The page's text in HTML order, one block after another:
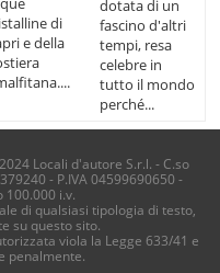
di
e della
dotata di un
fascino d'altri
tempi, resa
celebre in
tutto il mondo
perché...
Locali d'autore S.r.l. - C.so
- P.IVA 04599690650 -
100.000 i.v.
di qualsiasi tipologia di testo,
su questo sito.
viola la Legge 633/41 e
penalmente.